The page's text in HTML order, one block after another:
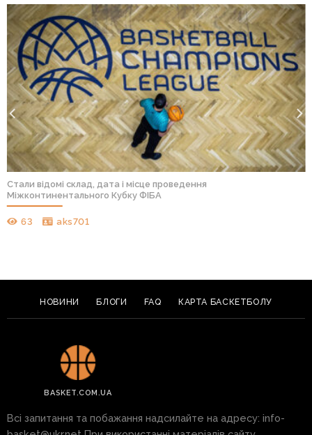
Стали відомі склад, дата і місце проведення
Міжконтинентального Кубку ФІБА
63 aks701
НОВИНИ БЛОГИ FAQ КАРТА БАСКЕТБОЛУ
BASKET.COM.UA
Всі запитання та побажання надсилайте на адресу: info-